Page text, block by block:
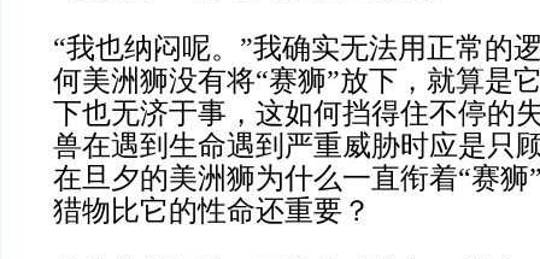
“我也纳闷呢。”我确实无法用正常的
何美洲狮没有将“赛狮”放下，就算是
下也无济于事，这如何挡得住不停的
兽在遇到生命遇到严重威胁时应是只
在旦夕的美洲狮为什么一直衔着“赛狮
猎物比它的性命还重要？